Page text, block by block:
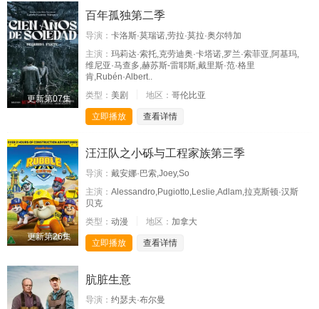
更新第07集
百年孤独第二季
导演： 卡洛斯·莫瑞诺,劳拉·莫拉·奥尔特加
主演： 玛莉达·索托,克劳迪奥·卡塔诺,罗兰·索菲亚,阿基玛,
维尼亚·马查多,赫苏斯-雷耶斯,戴里斯·范·格里
肯,Rubén·Albert..
类型： 美剧 地区： 哥伦比亚
立即播放 查看详情
更新第26集
汪汪队之小砾与工程家族第三季
导演： 戴安娜·巴索,Joey,So
主演： Alessandro,Pugiotto,Leslie,Adlam,拉克斯顿·汉斯
贝克
类型： 动漫 地区： 加拿大
立即播放 查看详情
肮脏生意
导演： 约瑟夫·布尔曼